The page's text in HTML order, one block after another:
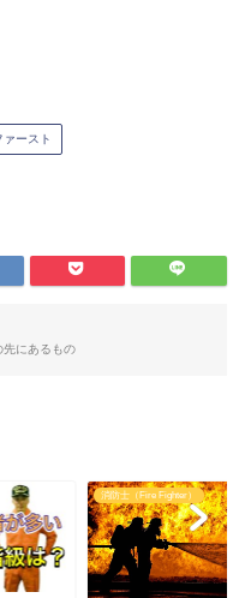
ースト
先にあるもの
消防士（Fire Fighter）